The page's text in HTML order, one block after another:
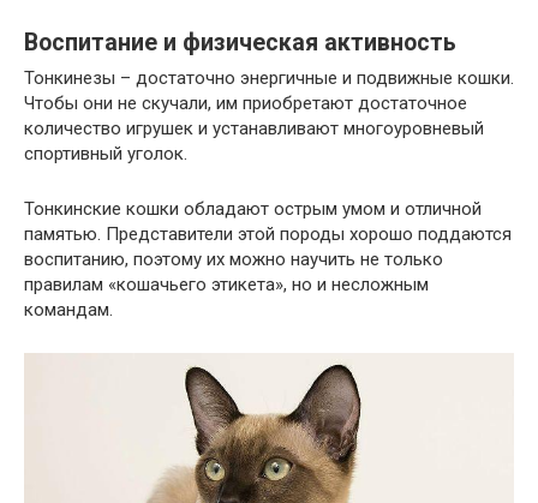
Воспитание и физическая активность
Тонкинезы – достаточно энергичные и подвижные кошки.
Чтобы они не скучали, им приобретают достаточное
количество игрушек и устанавливают многоуровневый
спортивный уголок.
Тонкинские кошки обладают острым умом и отличной
памятью. Представители этой породы хорошо поддаются
воспитанию, поэтому их можно научить не только
правилам «кошачьего этикета», но и несложным
командам.